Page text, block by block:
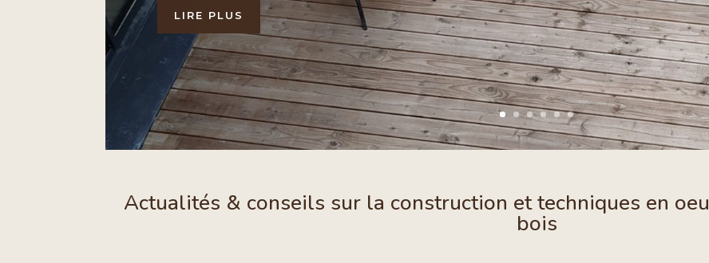
LIRE PLUS
Actualités & conseils sur la construction et techniques en
bois